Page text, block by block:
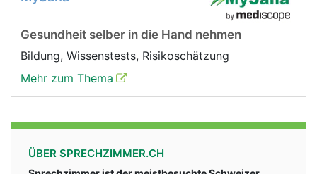
Gesundheit selber in die Hand nehmen
Bildung, Wissenstests, Risikoschätzung
Mehr zum Thema
ÜBER SPRECHZIMMER.CH